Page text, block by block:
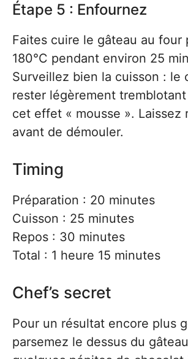
Étape 5 : Enfournez
Faites cuire le gâteau au four
180°C pendant environ 25
Surveillez bien la cuisson : le
rester légèrement
cet effet « mousse ». Laissez
avant de démouler.
Timing
Préparation : 20 minutes
Cuisson : 25 minutes
Repos : 30 minutes
Total : 1 heure 15 minutes
Chef’s secret
Pour un résultat encore plus
parsemez le dessus du